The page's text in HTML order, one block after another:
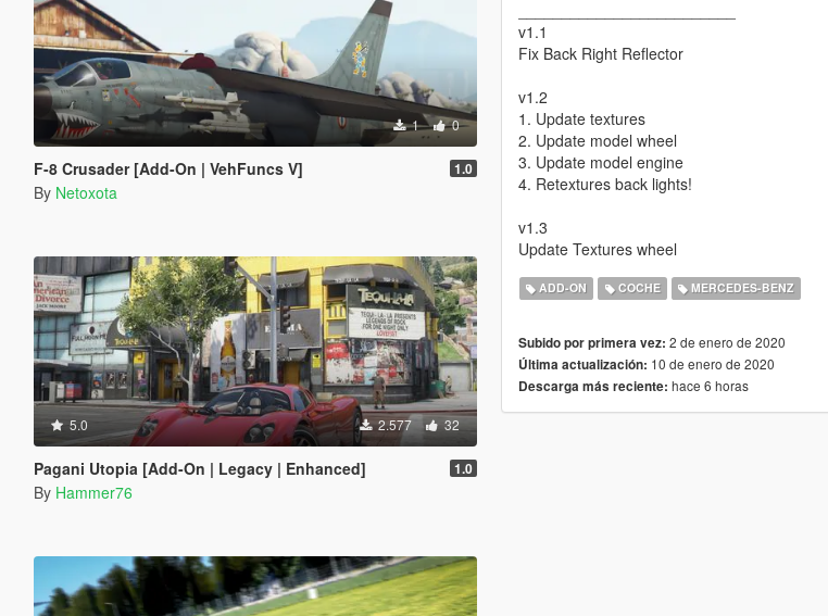
1 0
F-8 Crusader [Add-On | VehFuncs V] 1.0
By Netoxota
5.0 2.577 32
Pagani Utopia [Add-On | Legacy | Enhanced] 1.0
By Hammer76
v1.1
Fix Back Right Reflector
v1.2
1. Update textures
2. Update model wheel
3. Update model engine
4. Retextures back lights!
v1.3
Update Textures wheel
ADD-ON COCHE MERCEDES-BENZ
Subido por primera vez: 2 de enero de 2020
Última actualización: 10 de enero de 2020
Descarga más reciente: hace 6 horas